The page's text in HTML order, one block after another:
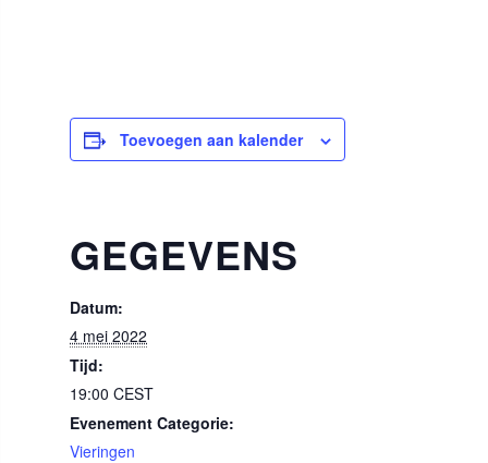
Toevoegen aan kalender
GEGEVENS
Datum:
4 mei 2022
Tijd:
19:00 CEST
Evenement Categorie:
Vieringen